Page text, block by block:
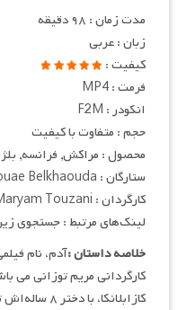
مدت زمان : ۹۸ دقیقه
زبان : عربی
کیفیت :
فرمت : MP4
انکودر : F2M
حجم : متفاوت با کیفیت
محصول : مراکش, فرانسه,
ستارگان : Lubna Azabal, Nisrin Erradi, Douae Belkhaouda
کارگردان : Maryam Touzani
لینک‌های مرتبط : جستجوی
خلاصه داستان :
کارگردانی مریم توزانی می